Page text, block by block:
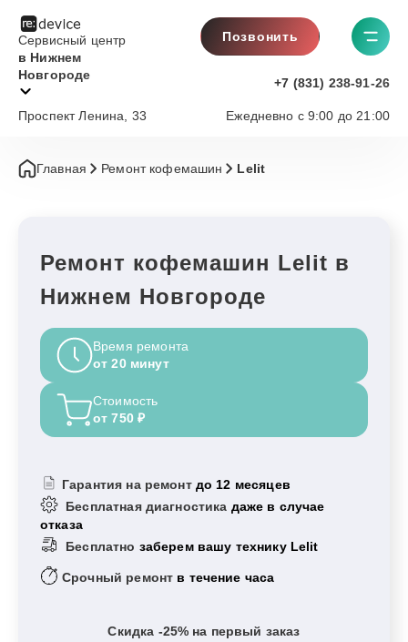
Сервисный центр
в Нижнем
Новгороде
Позвонить
+7 (831) 238-91-26
Ежедневно с 9:00 до 21:00
Проспект Ленина, 33
Главная Ремонт кофемашин Lelit
Ремонт кофемашин Lelit в
Нижнем Новгороде
Время ремонта
от 20 минут
Стоимость
от 750 ₽
Гарантия на ремонт до 12 месяцев
Бесплатная диагностика даже в случае
отказа
Бесплатно заберем вашу технику Lelit
Срочный ремонт в течение часа
Скидка -25% на первый заказ